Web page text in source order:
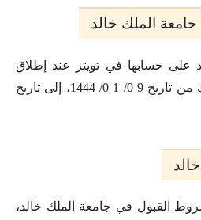
الملك خالد
على حسابها في تويتر عند إطلاق
خدمة القبول الفوري، وذلك من تاريخ 9 0/ 1 0/ 1444، إلى تاريخ
القبول في جامعة الملك خالد،